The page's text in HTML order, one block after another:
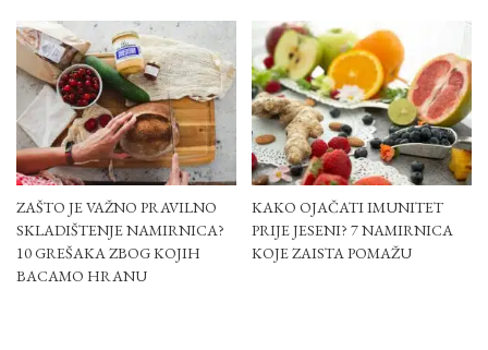
ZAŠTO JE VAŽNO PRAVILNO
SKLADIŠTENJE NAMIRNICA?
10 GREŠAKA ZBOG KOJIH
BACAMO HRANU
KAKO OJAČATI IMUNITET
PRIJE JESENI? 7 NAMIRNICA
KOJE ZAISTA POMAŽU